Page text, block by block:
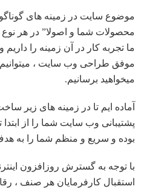
موضوع سایت در زمینه های
محصولات شما و اصولا” در هر نوع
ما تجربه کار در آن زمینه را داریم
موفق طراحی وب سایت ، میتوانیم
میخواهید برسانیم.
آماده ایم تا در زمینه های زیر
پشتیبانی وب سایت شما را از ابتدا
بوده و سریع و منظم شما را به
با توجه به گسترش روزافزون
استقبال کارفرمایان هر صنف ،